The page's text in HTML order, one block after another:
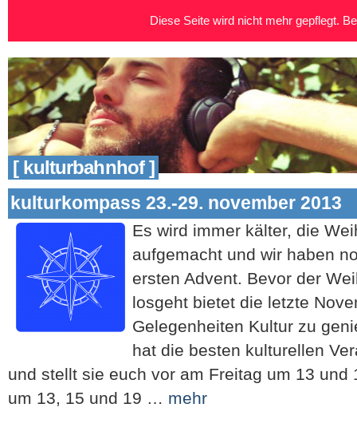
[ kulturbahnhof ]
kulturkompass 23.-29. november 2013
Es wird immer kälter, die
aufgemacht und wir haben
ersten Advent. Bevor der
losgeht bietet die letzte
Gelegenheiten Kultur zu
hat die besten kulturellen
und stellt sie euch vor am Freitag um 13 und
um 13, 15 und 19 … mehr
Diese Seite wird nicht mehr gepflegt.